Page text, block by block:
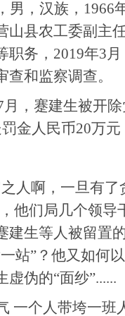
男，汉族，1966
山县农工委副主
职务，2019年3
查和监察调查。
月，蹇建生被开
金人民币20万
人啊，一旦有
他们局几个领
建生等人被留置
站”？他又如何
虚伪的“面纱”......
一个人带垮一班